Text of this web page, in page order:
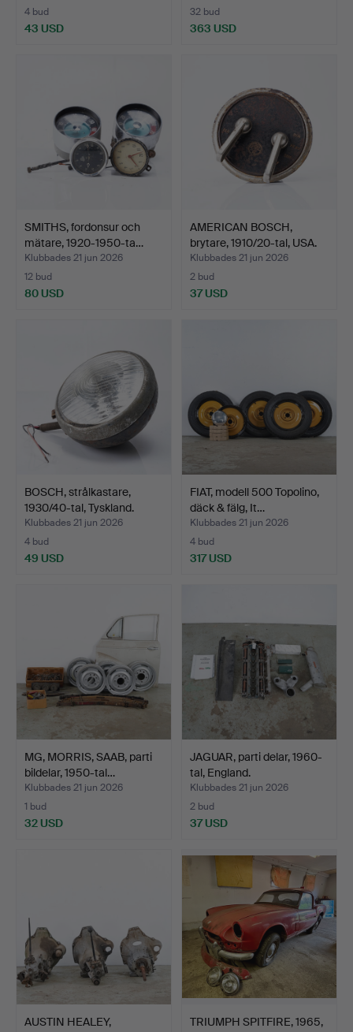
4 bud
43 USD
32 bud
363 USD
SMITHS, fordonsur och
mätare, 1920-1950-ta…
Klubbades 21 jun 2026
12 bud
80 USD
AMERICAN BOSCH,
brytare, 1910/20-tal, USA.
Klubbades 21 jun 2026
2 bud
37 USD
BOSCH, strålkastare,
1930/40-tal, Tyskland.
Klubbades 21 jun 2026
4 bud
49 USD
FIAT, modell 500 Topolino,
däck & fälg, It…
Klubbades 21 jun 2026
4 bud
317 USD
MG, MORRIS, SAAB, parti
bildelar, 1950-tal…
Klubbades 21 jun 2026
1 bud
32 USD
JAGUAR, parti delar, 1960-
tal, England.
Klubbades 21 jun 2026
2 bud
37 USD
AUSTIN HEALEY,
TRIUMPH SPITFIRE, 1965,